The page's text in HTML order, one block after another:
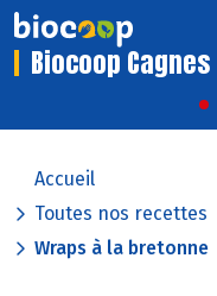
Biocoop Cagnes
Accueil
Toutes nos recettes
Wraps à la bretonne